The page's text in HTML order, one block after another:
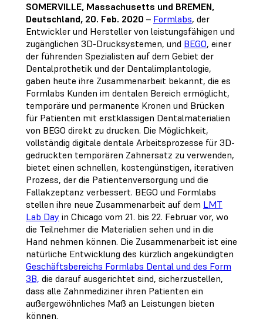
SOMERVILLE, Massachusetts und BREMEN,
Deutschland, 20. Feb. 2020 – Formlabs, der
Entwickler und Hersteller von leistungsfähigen und
zugänglichen 3D-Drucksystemen, und BEGO, einer
der führenden Spezialisten auf dem Gebiet der
Dentalprothetik und der Dentalimplantologie,
gaben heute ihre Zusammenarbeit bekannt, die es
Formlabs Kunden im dentalen Bereich ermöglicht,
temporäre und permanente Kronen und Brücken
für Patienten mit erstklassigen Dentalmaterialien
von BEGO direkt zu drucken. Die Möglichkeit,
vollständig digitale dentale Arbeitsprozesse für 3D-
gedruckten temporären Zahnersatz zu verwenden,
bietet einen schnellen, kostengünstigen, iterativen
Prozess, der die Patientenversorgung und die
Fallakzeptanz verbessert. BEGO und Formlabs
stellen ihre neue Zusammenarbeit auf dem LMT
Lab Day in Chicago vom 21. bis 22. Februar vor, wo
die Teilnehmer die Materialien sehen und in die
Hand nehmen können. Die Zusammenarbeit ist eine
natürliche Entwicklung des kürzlich angekündigten
Geschäftsbereichs Formlabs Dental und des Form
3B, die darauf ausgerichtet sind, sicherzustellen,
dass alle Zahnmediziner ihren Patienten ein
außergewöhnliches Maß an Leistungen bieten
können.